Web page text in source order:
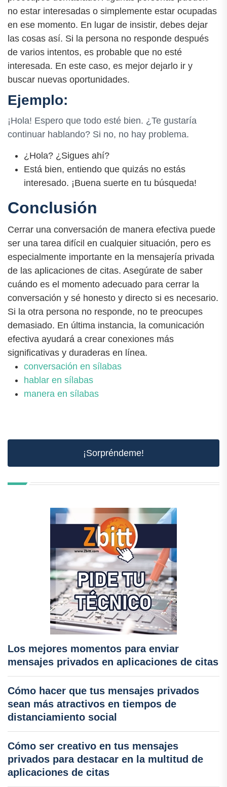
no estar interesadas o simplemente estar ocupadas
en ese momento. En lugar de insistir, debes dejar
las cosas así. Si la persona no responde después
de varios intentos, es probable que no esté
interesada. En este caso, es mejor dejarlo ir y
buscar nuevas oportunidades.
Ejemplo:
¡Hola! Espero que todo esté bien. ¿Te gustaría
continuar hablando? Si no, no hay problema.
¿Hola? ¿Sigues ahí?
Está bien, entiendo que quizás no estás
interesado. ¡Buena suerte en tu búsqueda!
Conclusión
Cerrar una conversación de manera efectiva puede
ser una tarea difícil en cualquier situación, pero es
especialmente importante en la mensajería privada
de las aplicaciones de citas. Asegúrate de saber
cuándo es el momento adecuado para cerrar la
conversación y sé honesto y directo si es necesario.
Si la otra persona no responde, no te preocupes
demasiado. En última instancia, la comunicación
efectiva ayudará a crear conexiones más
significativas y duraderas en línea.
conversación en sílabas
hablar en sílabas
manera en sílabas
¡Sorpréndeme!
Los mejores momentos para enviar
mensajes privados en aplicaciones de citas
Cómo hacer que tus mensajes privados
sean más atractivos en tiempos de
distanciamiento social
Cómo ser creativo en tus mensajes
privados para destacar en la multitud de
aplicaciones de citas